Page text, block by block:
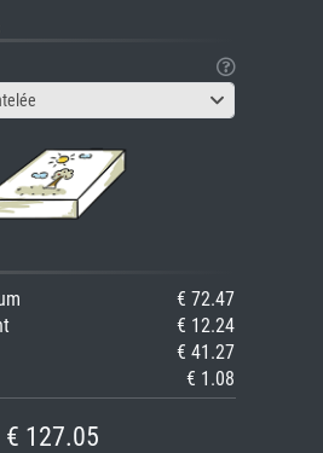
€ 72.47
€ 12.24
€ 41.27
€ 1.08
€ 127.05